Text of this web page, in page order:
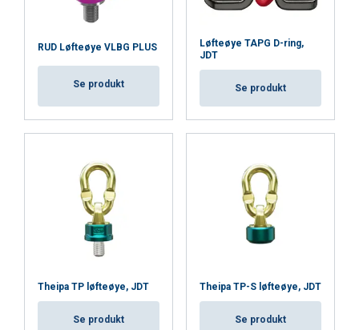
RUD Løfteøye VLBG PLUS
Se produkt
Løfteøye TAPG D-ring,
JDT
Se produkt
Theipa TP løfteøye, JDT
Se produkt
Theipa TP-S løfteøye, JDT
Se produkt
SHOW DETAILS
Cookie Policy